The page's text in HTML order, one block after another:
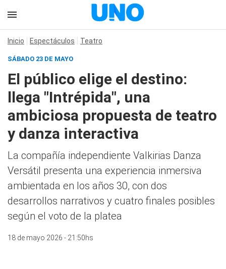
Inicio Espectáculos Teatro
SÁBADO 23 DE MAYO
El público elige el destino:
llega "Intrépida", una
ambiciosa propuesta de teatro
y danza interactiva
La compañía independiente Valkirias Danza
Versátil presenta una experiencia inmersiva
ambientada en los años 30, con dos
desarrollos narrativos y cuatro finales posibles
según el voto de la platea
18 de mayo 2026 - 21:50hs